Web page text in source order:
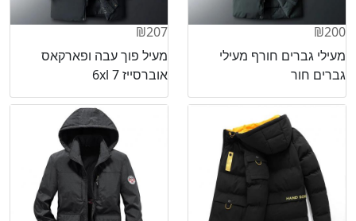
₪200
מעילי גברים חורף מעילי
גברים חור
₪207
מעיל פוך עבה ופארקאס
אוברסייז 6xl 7